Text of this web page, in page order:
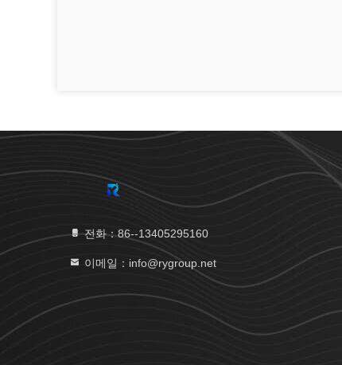
전화：86--13405295160
이메일：info@rygroup.net